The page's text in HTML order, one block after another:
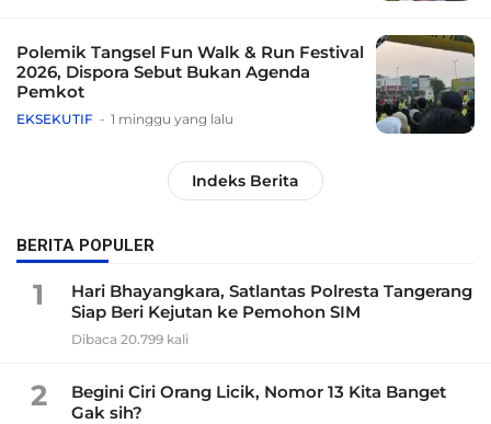
Polemik Tangsel Fun Walk & Run Festival
2026, Dispora Sebut Bukan Agenda
Pemkot
EKSEKUTIF 1 minggu yang lalu
Indeks Berita
BERITA POPULER
1
Hari Bhayangkara, Satlantas Polresta Tangerang
Siap Beri Kejutan ke Pemohon SIM
Dibaca 20.799 kali
2
Begini Ciri Orang Licik, Nomor 13 Kita Banget
Gak sih?